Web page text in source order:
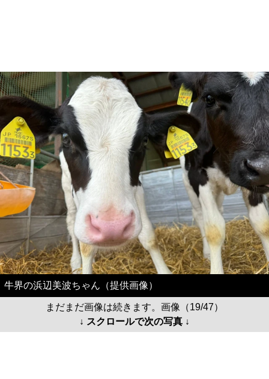
牛界の浜辺美波ちゃん（提供画像）
まだまだ画像は続きます。画像（19/47）
↓ スクロールで次の写真 ↓